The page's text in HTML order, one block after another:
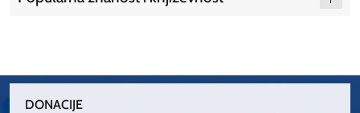
DONACIJE